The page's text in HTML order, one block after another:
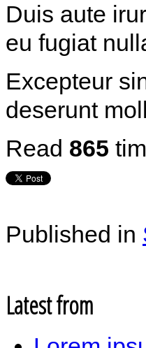
Duis aute
eu fugiat
Excepteur
deserunt
Read 865
Published in
Latest from